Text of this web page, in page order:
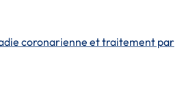
coronarienne et traitement par